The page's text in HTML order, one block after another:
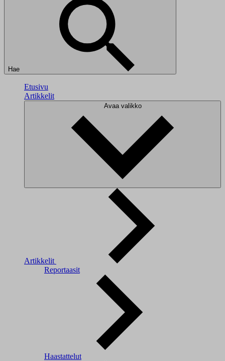
Hae
Etusivu
Artikkelit
Avaa valikko
Artikkelit
Reportaasit
Haastattelut